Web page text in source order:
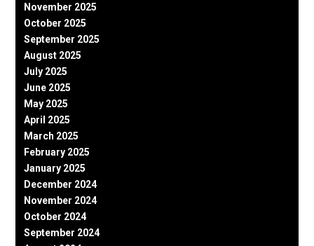
November 2025
October 2025
September 2025
August 2025
July 2025
June 2025
May 2025
April 2025
March 2025
February 2025
January 2025
December 2024
November 2024
October 2024
September 2024